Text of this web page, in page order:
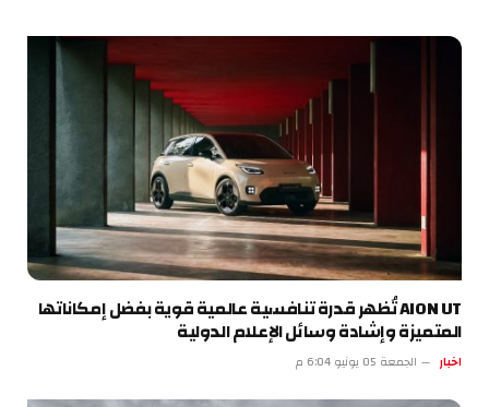
AION UT تُظهر قدرة تنافسية عالمية قوية بفضل إمكاناتها
المتميزة وإشادة وسائل الإعلام الدولية
اخبار الجمعة 05 يونيو 6:04 م